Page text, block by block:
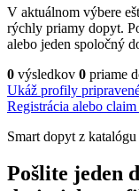
V aktuálnom výbere
rýchly priamy dopyt.
alebo jeden spoločný
0 výsledkov 0 priame
Ukáž profily
Registrácia alebo
Smart dopyt z katalógu
Pošlite jeden